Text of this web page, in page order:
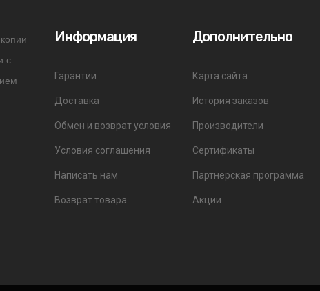
с
Информация
Гарантии
Доставка
Обмен и возврат условия
Условия соглашения
Написать нам
Возврат товара
Дополнительно
Карта сайта
История заказов
Производители
Сертификаты
Партнерская программа
Акции